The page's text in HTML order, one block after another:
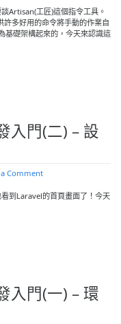
載】
PHP
Laravel
匠
指
Artisan(工匠)這個指令工具。
多好用的命令將手動的作業自
礎架構起來的，今天來認識這
入門(二) – 設
a Commenton
載】
設
置
到Laravel的首頁畫面了！今天
入門(一) – 環